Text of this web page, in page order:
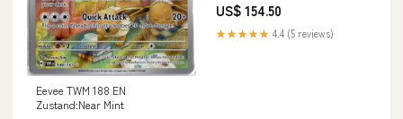
Eevee TWM 188 EN
Zustand:Near Mint
Style:Black-Bronze
US$ 154.50
★★★★★ 4.4 (5 reviews)